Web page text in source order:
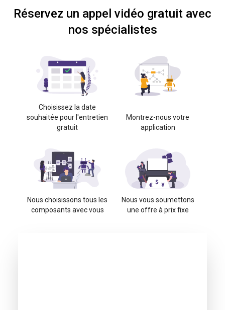
Réservez un appel vidéo gratuit avec
nos spécialistes
Choisissez la date
souhaitée pour l'entretien
gratuit
Montrez-nous votre
application
Nous choisissons tous les
composants avec vous
Nous vous soumettons
une offre à prix fixe